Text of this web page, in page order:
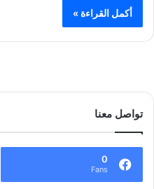
أكمل القراءة »
تواصل معنا
0
Fans